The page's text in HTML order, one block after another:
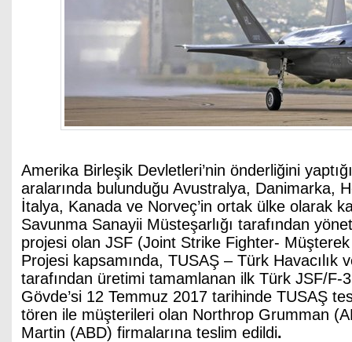
Amerika Birleşik Devletleri’nin önderliğini
aralarında bulunduğu Avustralya, Danimarka,
İtalya, Kanada ve Norveç’in ortak ülke olarak
Savunma Sanayii Müsteşarlığı tarafından
projesi olan JSF (Joint Strike Fighter- Müşterek
Projesi kapsamında, TUSAŞ – Türk Havacılık
tarafından üretimi tamamlanan ilk Türk JSF/F-
Gövde’si 12 Temmuz 2017 tarihinde TUSAŞ
tören ile müşterileri olan Northrop Grumman
Martin (ABD) firmalarına teslim edildi.